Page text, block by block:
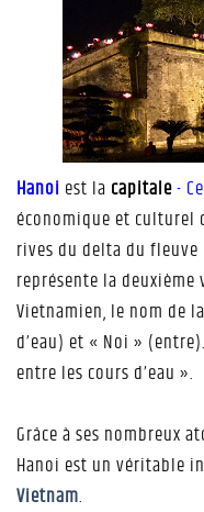
Hanoi est la capitale-
économique et culturel
rives du delta du fleuve
représente la
Vietnamien, le nom de
d’eau) et « Noi »
entre les cours d’eau ».
Grâce à ses nombreux
Hanoi est un véritable
Vietnam.